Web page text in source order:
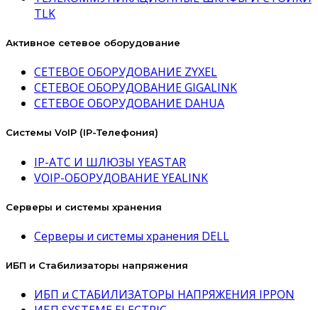
TLK
Активное сетевое оборудование
СЕТЕВОЕ ОБОРУДОВАНИЕ ZYXEL
СЕТЕВОЕ ОБОРУДОВАНИЕ GIGALINK
СЕТЕВОЕ ОБОРУДОВАНИЕ DAHUA
Системы VoIP (IP-Телефония)
IP-АТС И ШЛЮЗЫ YEASTAR
VOIP-ОБОРУДОВАНИЕ YEALINK
Серверы и системы хранения
Серверы и системы хранения DELL
ИБП и Стабилизаторы напряжения
ИБП и СТАБИЛИЗАТОРЫ НАПРЯЖЕНИЯ IPPON